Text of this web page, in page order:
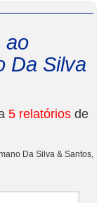
ao
Da Silva
5 relatórios de
Da Silva & Santos,